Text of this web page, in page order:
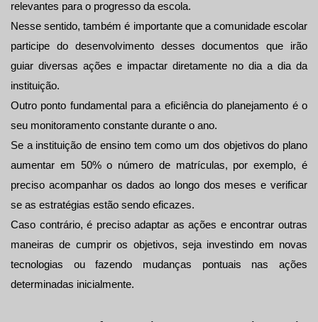
relevantes para o progresso da escola.
Nesse sentido, também é importante que a comunidade escolar
participe do desenvolvimento desses documentos que irão
guiar diversas ações e impactar diretamente no dia a dia da
instituição.
Outro ponto fundamental para a eficiência do planejamento é o
seu monitoramento constante durante o ano.
Se a instituição de ensino tem como um dos objetivos do plano
aumentar em 50% o número de matrículas, por exemplo, é
preciso acompanhar os dados ao longo dos meses e verificar
se as estratégias estão sendo eficazes.
Caso contrário, é preciso adaptar as ações e encontrar outras
maneiras de cumprir os objetivos, seja investindo em novas
tecnologias ou fazendo mudanças pontuais nas ações
determinadas inicialmente.